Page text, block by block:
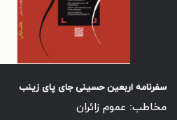
سفرنامه اربعین حسینی جای پای زینب
مخاطب: عموم زائران